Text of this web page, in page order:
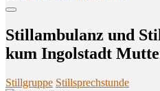
Still­am­bu­lanz und
kum Ingol­stadt
Stillgruppe Stillsprechstunde